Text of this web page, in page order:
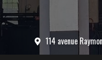
114 avenue